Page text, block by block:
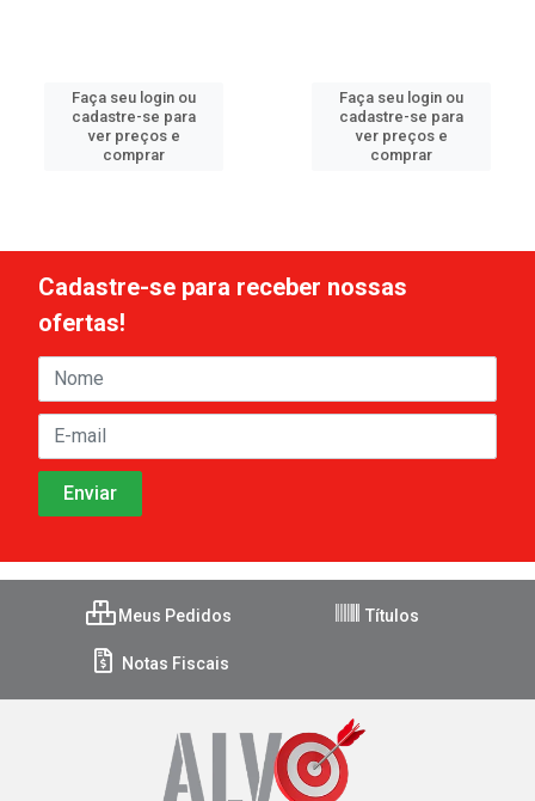
Faça seu login ou
cadastre-se para
ver preços e
comprar
Faça seu login ou
cadastre-se para
ver preços e
comprar
Cadastre-se para receber nossas
ofertas!
Meus Pedidos Títulos
Notas Fiscais